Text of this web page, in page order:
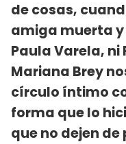
de cosas,
amiga muerta y
Paula Varela, ni
Mariana Brey
círculo íntimo
forma que lo
que no dejen